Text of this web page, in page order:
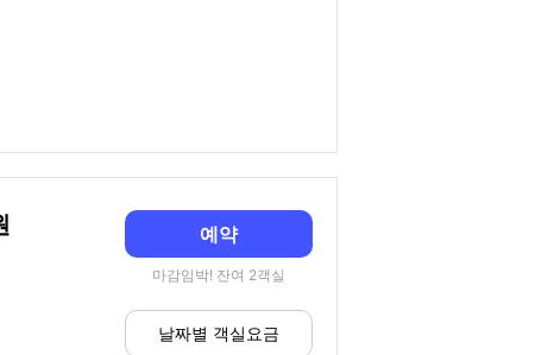
예약
마감임박! 잔여 2객실
날짜별 객실요금